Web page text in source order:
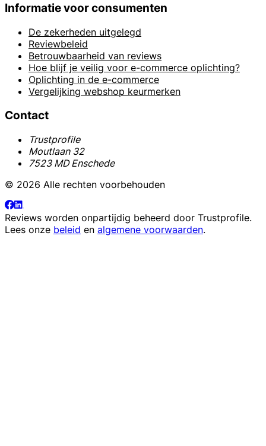
Informatie voor consumenten
De zekerheden uitgelegd
Reviewbeleid
Betrouwbaarheid van reviews
Hoe blijf je veilig voor e-commerce oplichting?
Oplichting in de e-commerce
Vergelijking webshop keurmerken
Contact
Trustprofile
Moutlaan 32
7523 MD Enschede
© 2026 Alle rechten voorbehouden
Reviews worden onpartijdig beheerd door Trustprofile.
Lees onze beleid en algemene voorwaarden.